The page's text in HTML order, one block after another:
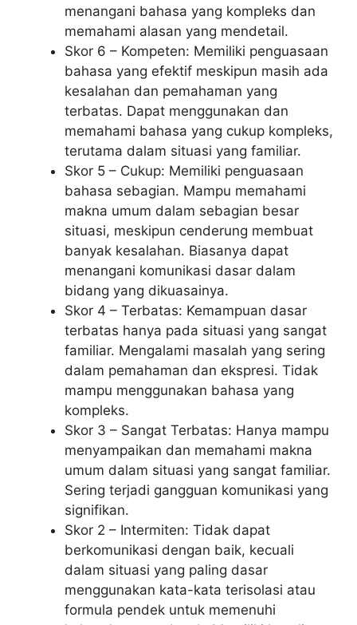
menangani bahasa yang kompleks dan
memahami alasan yang mendetail.
Skor 6 – Kompeten: Memiliki penguasaan
bahasa yang efektif meskipun masih ada
kesalahan dan pemahaman yang
terbatas. Dapat menggunakan dan
memahami bahasa yang cukup kompleks,
terutama dalam situasi yang familiar.
Skor 5 – Cukup: Memiliki penguasaan
bahasa sebagian. Mampu memahami
makna umum dalam sebagian besar
situasi, meskipun cenderung membuat
banyak kesalahan. Biasanya dapat
menangani komunikasi dasar dalam
bidang yang dikuasainya.
Skor 4 – Terbatas: Kemampuan dasar
terbatas hanya pada situasi yang sangat
familiar. Mengalami masalah yang sering
dalam pemahaman dan ekspresi. Tidak
mampu menggunakan bahasa yang
kompleks.
Skor 3 – Sangat Terbatas: Hanya mampu
menyampaikan dan memahami makna
umum dalam situasi yang sangat familiar.
Sering terjadi gangguan komunikasi yang
signifikan.
Skor 2 – Intermiten: Tidak dapat
berkomunikasi dengan baik, kecuali
dalam situasi yang paling dasar
menggunakan kata-kata terisolasi atau
formula pendek untuk memenuhi